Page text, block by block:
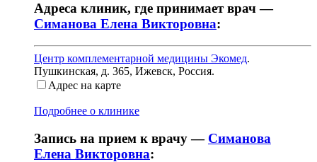
Адреса клиник, где принимает врач —
Симанова Елена Викторовна:
Центр комплементарной медицины Экомед.
Пушкинская, д. 365, Ижевск, Россия.
Адрес на карте
Подробнее о клинике
Запись на прием к врачу — Симанова
Елена Викторовна: